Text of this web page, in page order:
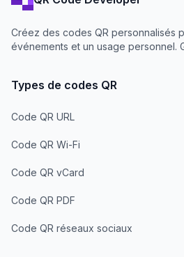
Créez des codes QR personnalisés
événements et un usage personnel.
Types de codes QR
Code QR URL
Code QR Wi-Fi
Code QR vCard
Code QR PDF
Code QR réseaux sociaux